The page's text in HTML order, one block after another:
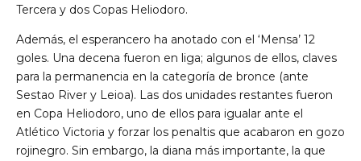
Tercera y dos Copas Heliodoro.
Además, el esperancero ha anotado con el ‘Mensa’ 12
goles. Una decena fueron en liga; algunos de ellos, claves
para la permanencia en la categoría de bronce (ante
Sestao River y Leioa). Las dos unidades restantes fueron
en Copa Heliodoro, uno de ellos para igualar ante el
Atlético Victoria y forzar los penaltis que acabaron en gozo
rojinegro. Sin embargo, la diana más importante, la que